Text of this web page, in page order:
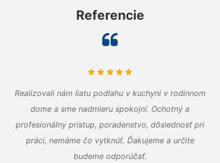
Referencie
Realizovali nám liatu podlahu v kuchyni v rodinnom
dome a sme nadmieru spokojní. Ochotný a
profesionálny prístup, poradenstvo, dôslednosť pri
práci, nemáme čo vytknúť. Ďakujeme a určite
budeme odporúčať.